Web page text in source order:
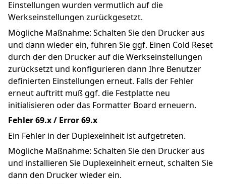
Einstellungen wurden vermutlich auf die
Werkseinstellungen zurückgesetzt.
Mögliche Maßnahme: Schalten Sie den Drucker aus
und dann wieder ein, führen Sie ggf. Einen Cold Reset
durch der den Drucker auf die Werkseinstellungen
zurücksetzt und konfigurieren dann Ihre Benutzer
definierten Einstellungen erneut. Falls der Fehler
erneut auftritt muß ggf. die Festplatte neu
initialisieren oder das Formatter Board erneuern.
Fehler 69.x / Error 69.x
Ein Fehler in der Duplexeinheit ist aufgetreten.
Mögliche Maßnahme: Schalten Sie den Drucker aus
und installieren Sie Duplexeinheit erneut, schalten Sie
dann den Drucker wieder ein.